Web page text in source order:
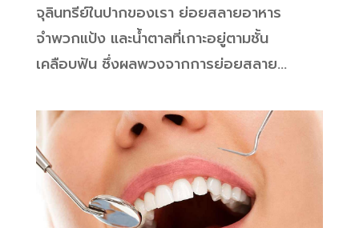
จุลินทรีย์ในปากของเรา ย่อยสลายอาหาร
จำพวกแป้ง และน้ำตาลที่เกาะอยู่ตามชั้น
เคลือบฟัน ซึ่งผลพวงจากการย่อยสลาย...